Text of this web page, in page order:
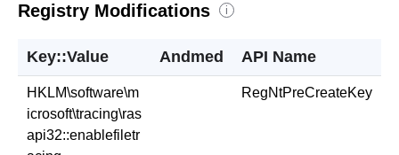
Registry Modifications i
Key::Value Andmed API Name
HKLM\software\m
icrosoft\tracing\ras
api32::enablefiletr
RegNtPreCreateKey